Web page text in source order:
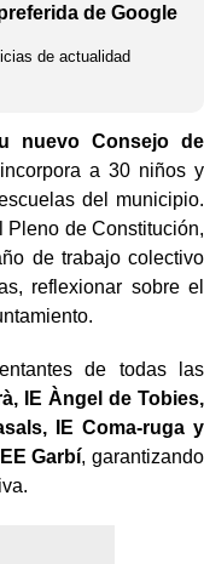
de Google
de actualidad
nuevo Consejo de
a 30 niños y
del municipio.
Pleno de Constitución,
de trabajo colectivo
reflexionar sobre el
de todas las
IE Àngel de Tobies,
IE Coma-ruga y
Garbí, garantizando